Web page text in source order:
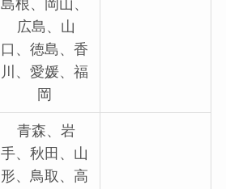
島根、岡山、
広島、山
口、徳島、香
川、愛媛、福
岡
青森、岩
手、秋田、山
形、鳥取、高